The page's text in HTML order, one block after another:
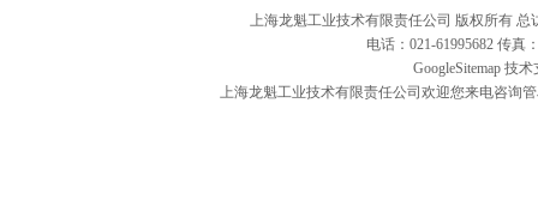
上海龙魁工业技术有限责任公司 版权所有 总
电话：021-61995682 传真
GoogleSitemap技术
上海龙魁工业技术有限责任公司欢迎您来电咨询